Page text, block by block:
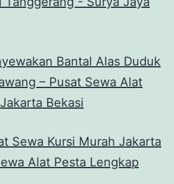
Bantal Alas Duduk
– Pusat Sewa Alat
Bekasi
Sewa Kursi Murah Jakarta
Alat Pesta Lengkap